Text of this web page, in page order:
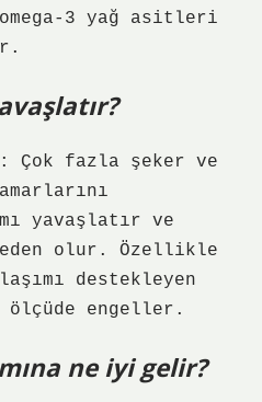
3 yağ asitleri
Çok fazla şeker ve
yavaşlatır ve
olur. Özellikle
destekleyen
engeller.
ne iyi gelir?